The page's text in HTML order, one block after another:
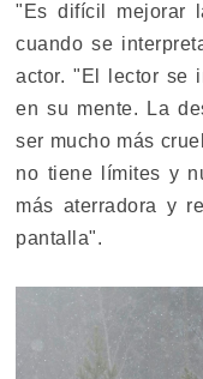
"Es difícil mejorar
cuando se
actor. "El lector se
en su mente. La
ser mucho más
no tiene límites y
más aterradora y
pantalla".